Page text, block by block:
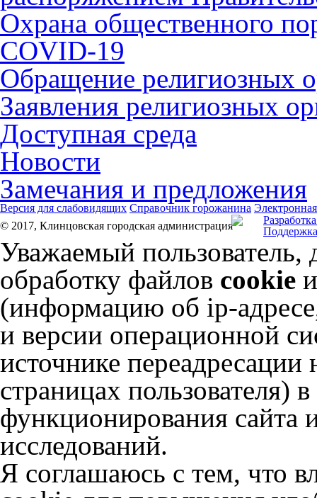
Охрана общественного
COVID-19
Обращение религиозных
Заявления религиозных
Доступная среда
Новости
Замечания и предложения
Версия для слабовидящих Справочник горожанина
© 2017, Клинцовская городская администрация
Уважаемый пользователь,
обработку файлов cookie
(информацию об ip-адресе
и версии операционной
источнике
страницах пользователя)
функционирования сайта
исследований.
Я соглашаюсь с тем, что